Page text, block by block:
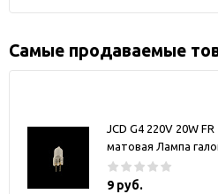
Самые продаваемые
JCD G4 220V 20W FR
матовая Лампа
9 руб.